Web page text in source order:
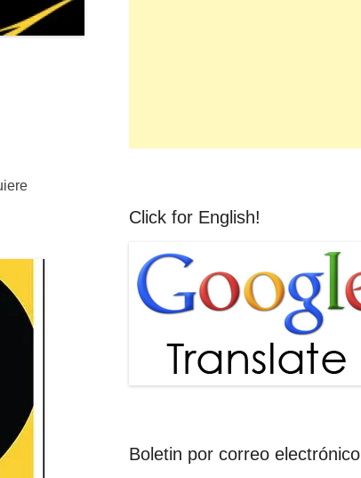
Click for English!
Boletin por correo electrónico